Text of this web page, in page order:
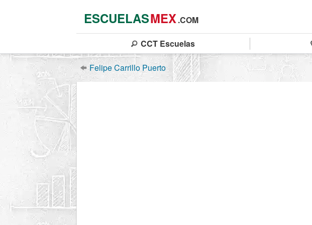
ESCUELASMEX.COM
CCT Escuelas
Felipe Carrillo Puerto